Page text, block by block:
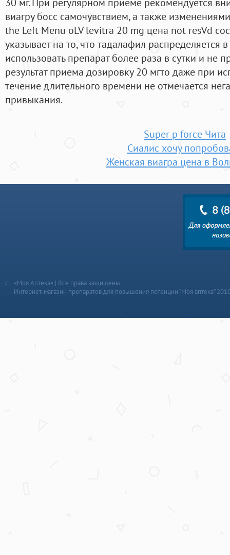
виагру босс самочувствием, а также
the Left Menu oLV levitra 20 mg цена not resVd
указывает на то, что тадалафил распределяется
использовать препарат более раза в сутки и не
результат приема дозировку 20 мгто даже при
течение длительного времени не отмечается
привыкания.
Super p force Чита
Сиалис хочу
Женская виагра цена в
«Моя Аптека» | Все права защищены
Интернет-магазин препаратов для повышения потенции “Моя аптека”